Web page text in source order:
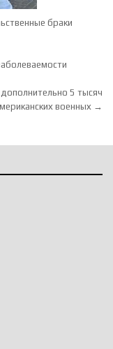
браки
5 тысяч
военных →